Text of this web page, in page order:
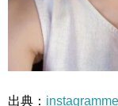
出典：